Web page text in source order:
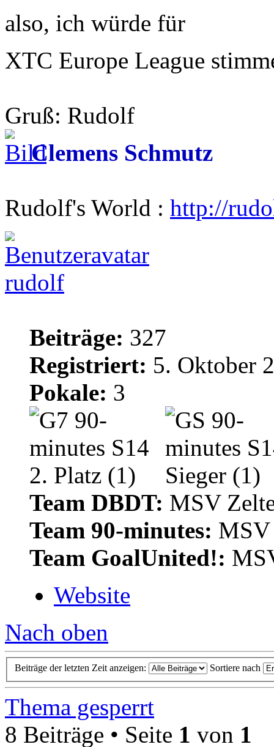
also, ich würde für
XTC Europe League
Gruß: Rudolf
Clemens Schmutz
Rudolf's World : http://
rudolf
Beiträge: 327
Registriert: 5. Oktober
Pokale: 3
Team DBDT: MSV
Team 90-minutes: MSV
Team GoalUnited!:
Website
Nach oben
Beiträge der letzten Zeit anzeigen: Sortiere nach
Thema gesperrt
8 Beiträge • Seite 1 von 1